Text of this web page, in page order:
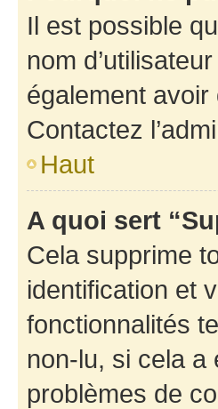
Il est possible
nom
également avoir
Contactez
Haut
A quoi sert
Cela supprime
identification et
fonctionnalités
non-lu, si cela a
problèmes de